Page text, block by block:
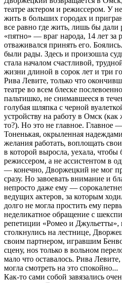
театре актером и режиссером. У
жить в больших городах и
все равно где жить, лишь бы дали
«пятно» — враг народа, 14 лет за
отваживался принять его.
были рады. Здесь и произошла
стала началом счастливой,
жизни длиной в сорок лет и три
Рива Левите, только что
театре во всем блеске
пальтишко, не снимавшееся в
голубая шляпка с черной
устройству на работу в Омск
то?). Но это не главное. Главное
Тоненькая, окрыленная
желания работать, воплощать
в которой выросла, уехала, чтобы
режиссером, а не ассистентом в
— конечно, Дворжецкий не мог
сразу. Но завоевать внимание и
непросто даже ему —
ведущих актеров, за которым
долго не могла простить ему
неделикатное обращение с
репетиции «Ромео и Джульетты»,
столкнулись на лестнице,
своим партнером, игравшим
сцену, ноѕ только в вольном
мало что оставалось. Рива
могла смотреть на это спокойно...
Как-то сами собой завязались